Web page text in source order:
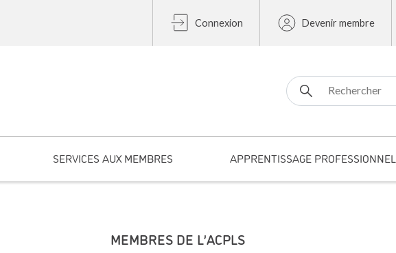
Connexion Devenir membre
Search for:
SERVICES AUX MEMBRES APPRENTISSAGE PROFESSIONNEL
MEMBRES DE L’ACPLS